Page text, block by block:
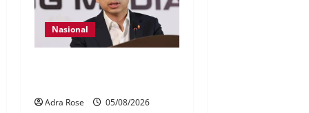
Nasional
Adra Rose 05/08/2026